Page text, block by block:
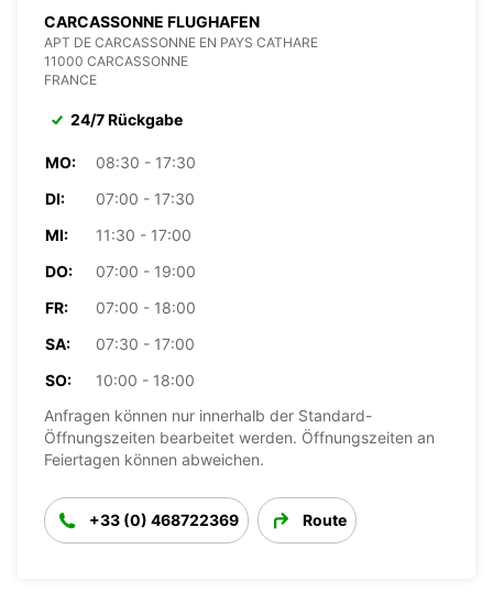
CARCASSONNE FLUGHAFEN
APT DE CARCASSONNE EN PAYS CATHARE
11000 CARCASSONNE
FRANCE
24/7 Rückgabe
MO:
08:30 - 17:30
DI:
07:00 - 17:30
MI:
11:30 - 17:00
DO:
07:00 - 19:00
FR:
07:00 - 18:00
SA:
07:30 - 17:00
SO:
10:00 - 18:00
Anfragen können nur innerhalb der Standard-
Öffnungszeiten bearbeitet werden. Öffnungszeiten an
Feiertagen können abweichen.
+33 (0) 468722369 Route